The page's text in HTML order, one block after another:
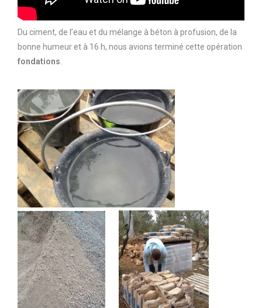
Du ciment, de l’eau et du mélange à béton à profusion, de la
bonne humeur et à 16 h, nous avions terminé cette opération
fondations.